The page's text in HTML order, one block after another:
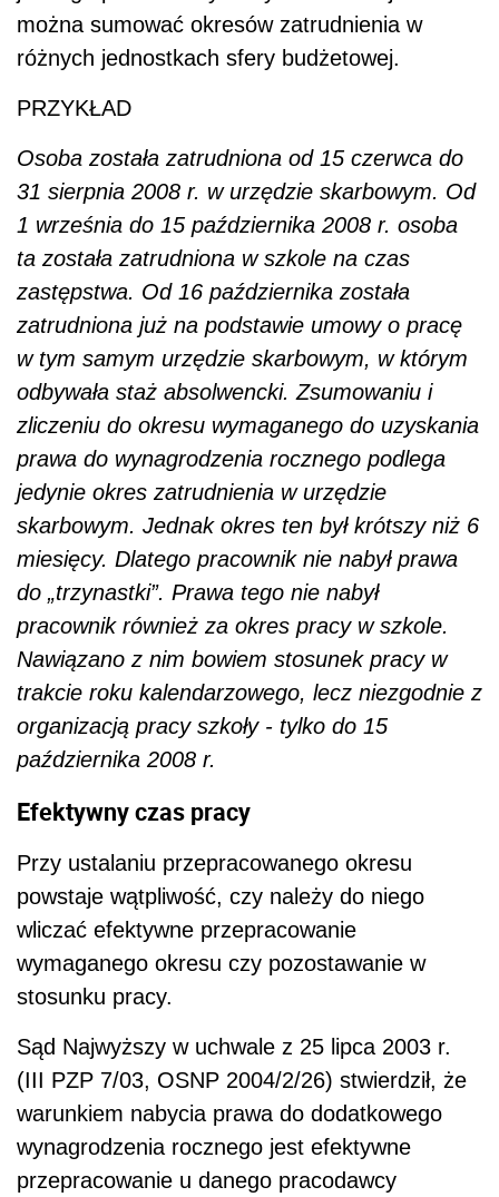
można sumować okresów zatrudnienia w
różnych jednostkach sfery budżetowej.
PRZYKŁAD
Osoba została zatrudniona od 15 czerwca do
31 sierpnia 2008 r. w urzędzie skarbowym. Od
1 września do 15 października 2008 r. osoba
ta została zatrudniona w szkole na czas
zastępstwa. Od 16 października została
zatrudniona już na podstawie umowy o pracę
w tym samym urzędzie skarbowym, w którym
odbywała staż absolwencki. Zsumowaniu i
zliczeniu do okresu wymaganego do uzyskania
prawa do wynagrodzenia rocznego podlega
jedynie okres zatrudnienia w urzędzie
skarbowym. Jednak okres ten był krótszy niż 6
miesięcy. Dlatego pracownik nie nabył prawa
do „trzynastki”. Prawa tego nie nabył
pracownik również za okres pracy w szkole.
Nawiązano z nim bowiem stosunek pracy w
trakcie roku kalendarzowego, lecz niezgodnie z
organizacją pracy szkoły - tylko do 15
października 2008 r.
Efektywny czas pracy
Przy ustalaniu przepracowanego okresu
powstaje wątpliwość, czy należy do niego
wliczać efektywne przepracowanie
wymaganego okresu czy pozostawanie w
stosunku pracy.
Sąd Najwyższy w uchwale z 25 lipca 2003 r.
(III PZP 7/03, OSNP 2004/2/26) stwierdził, że
warunkiem nabycia prawa do dodatkowego
wynagrodzenia rocznego jest efektywne
przepracowanie u danego pracodawcy